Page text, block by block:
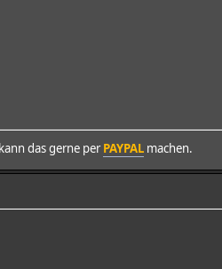
das gerne perPAYPAL machen.